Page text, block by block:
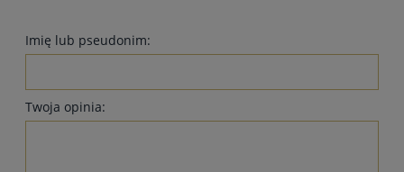
Imię lub pseudonim:
Twoja opinia: